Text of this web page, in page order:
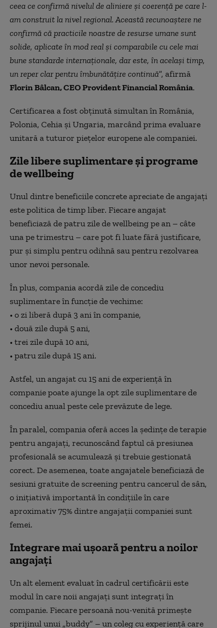
ceea ce confirmă nivelul de aliniere și coerență pe care l-
am construit la nivel regional. Această recunoaștere ne
confirmă că practicile noastre de resurse umane sunt
solide, aplicate în mod real și comparabile cu cele mai
bune standarde internaționale, dar este, în același timp,
un reper clar pentru îmbunătățire continuă”, afirmă
Florin Bâlcan, CEO Provident Financial România.
Certificarea a fost obținută simultan în România,
Polonia, Cehia și Ungaria, marcând prima evaluare
unitară a tuturor piețelor europene ale companiei.
Zile libere suplimentare și programe
de wellbeing
Unul dintre beneficiile concrete apreciate de angajați
este politica de timp liber. Fiecare angajat
beneficiază de patru zile de wellbeing pe an – câte
una pe trimestru – care pot fi luate fără justificare,
pur și simplu pentru odihnă sau pentru rezolvarea
unor nevoi personale.
În plus, compania acordă zile de concediu
suplimentare în funcție de vechime:
• o zi liberă după 3 ani în companie,
• două zile după 5 ani,
• trei zile după 10 ani,
• patru zile după 15 ani.
Astfel, un angajat cu 15 ani de experiență în
companie poate ajunge la opt zile suplimentare de
concediu anual peste cele prevăzute de lege.
În paralel, compania oferă acces la ședințe de terapie
pentru angajați, recunoscând faptul că presiunea
profesională se acumulează și trebuie gestionată
corect. De asemenea, toate angajatele beneficiază de
sesiuni gratuite de screening pentru cancerul de sân,
o inițiativă importantă în condițiile în care
aproximativ 75% dintre angajații companiei sunt
femei.
Integrare mai ușoară pentru a noilor
angajați
Un alt element evaluat în cadrul certificării este
modul în care noii angajați sunt integrați în
companie. Fiecare persoană nou-venită primește
sprijinul unui „buddy” – un coleg cu experiență care